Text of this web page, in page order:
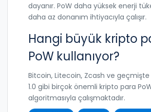
dayanır. PoW daha yüksek enerji
daha az donanım ihtiyacıyla çalışır.
Hangi büyük kripto
PoW kullanıyor?
Bitcoin, Litecoin, Zcash ve
1.0 gibi birçok önemli kripto para
algoritmasıyla çalışmaktadır.